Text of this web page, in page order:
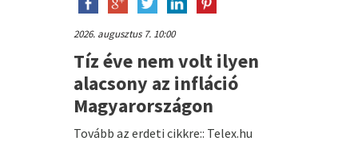
2026. augusztus 7. 10:00
Tíz éve nem volt ilyen
alacsony az infláció
Magyarországon
Tovább az erdeti cikkre:: Telex.hu